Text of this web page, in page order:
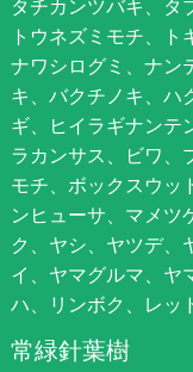
タチカンツバキ、タ
トウネズミモチ、ト
ナワシログミ、ナン
キ、バクチノキ、ハ
ギ、ヒイラギナンテ
ラカンサス、ビワ、
モチ、ボックスウッ
ンヒューサ、マメツ
ク、ヤシ、ヤツデ、
イ、ヤマグルマ、ヤ
ハ、リンボク、レッ
常緑針葉樹